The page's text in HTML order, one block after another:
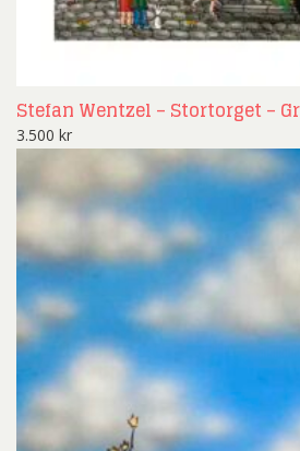
Stefan Wentzel – Stortorget –
3.500 kr